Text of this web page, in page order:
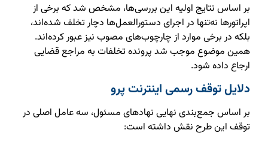
بر اساس نتایج اولیه این بررسی‌ها، مشخص شد که برخی از
اپراتورها نه‌تنها در اجرای دستورالعمل‌ها دچار تخلف شده‌اند،
بلکه در برخی موارد از چارچوب‌های مصوب نیز عبور کرده‌اند.
همین موضوع موجب شد پرونده تخلفات به مراجع قضایی
ارجاع داده شود.
دلایل توقف رسمی اینترنت پرو
بر اساس جمع‌بندی نهایی نهادهای مسئول، سه عامل اصلی در
توقف این طرح نقش داشته است: